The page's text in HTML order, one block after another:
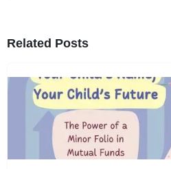
Related Posts